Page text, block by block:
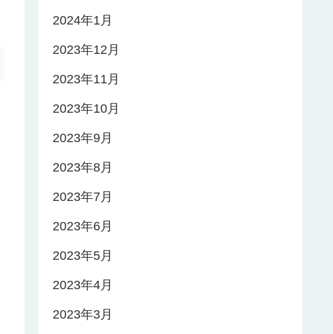
2024年1月
2023年12月
2023年11月
2023年10月
2023年9月
2023年8月
2023年7月
2023年6月
2023年5月
2023年4月
2023年3月